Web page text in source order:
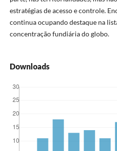
estratégias de acesso e controle.
continua ocupando destaque na
concentração fundiária do globo.
Downloads